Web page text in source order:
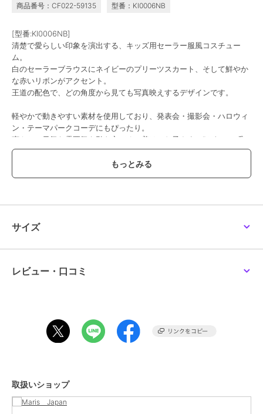
商品番号：CF022-59135 型番：KI0006NB
[型番:KI0006NB]
清楚で愛らしい印象を演出する、キッズ用セーラー服風コスチュー
ム。
白のセーラーブラウスにネイビーのプリーツスカート、そして鮮やか
な赤いリボンがアクセント。
王道の配色で、どの角度から見ても写真映えするデザインです。
軽やかで動きやすい素材を使用しており、発表会・撮影会・ハロウィ
ン・テーマパークコーデにもぴったり。
爽やかで元気な雰囲気を引き立てる一着は、お子さまの“かわいい瞬
間”をより特別に演出します。
商品カテゴリ
ポリエステル・その他
サイズ
レビュー・口コミ
取扱いショップ